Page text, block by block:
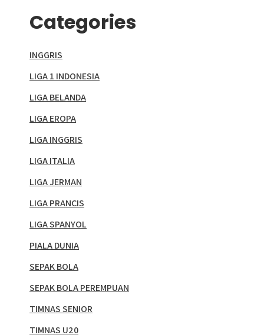
Categories
INGGRIS
LIGA 1 INDONESIA
LIGA BELANDA
LIGA EROPA
LIGA INGGRIS
LIGA ITALIA
LIGA JERMAN
LIGA PRANCIS
LIGA SPANYOL
PIALA DUNIA
SEPAK BOLA
SEPAK BOLA PEREMPUAN
TIMNAS SENIOR
TIMNAS U20